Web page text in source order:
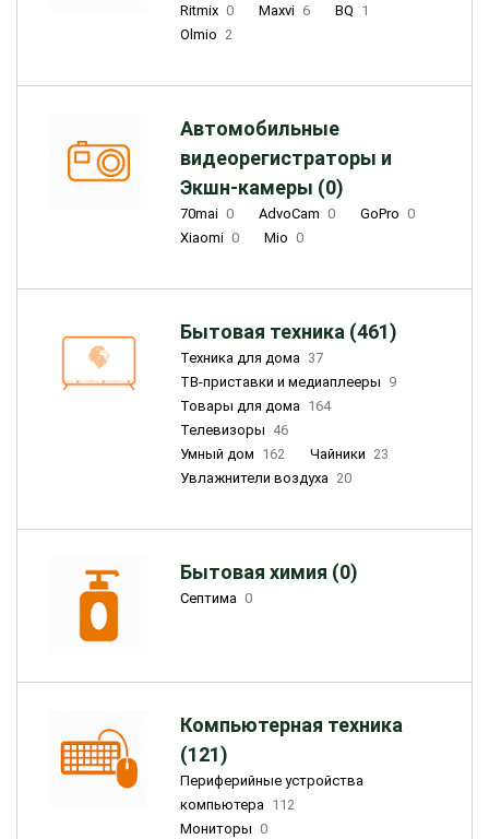
Ritmix 0 Maxvi 6 BQ 1
Olmio 2
Автомобильные
видеорегистраторы и
Экшн-камеры (0)
70mai 0 AdvoCam 0 GoPro 0
Xiaomi 0 Mio 0
Бытовая техника (461)
Техника для дома 37
ТВ-приставки и медиаплееры 9
Товары для дома 164
Телевизоры 46
Умный дом 162 Чайники 23
Увлажнители воздуха 20
Бытовая химия (0)
Септима 0
Компьютерная техника
(121)
Периферийные устройства
компьютера 112
Мониторы 0